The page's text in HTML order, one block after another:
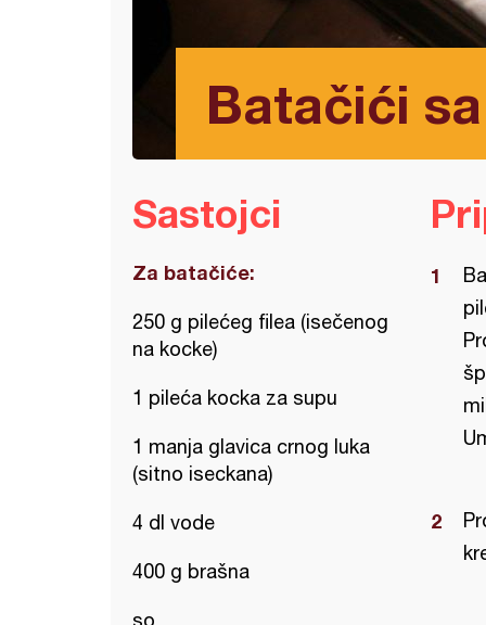
Batačići
Sastojci
Za batačiće:
250 g pilećeg filea (isečenog
na kocke)
1 pileća kocka za supu
1 manja glavica crnog luka
(sitno iseckana)
4 dl vode
400 g brašna
so